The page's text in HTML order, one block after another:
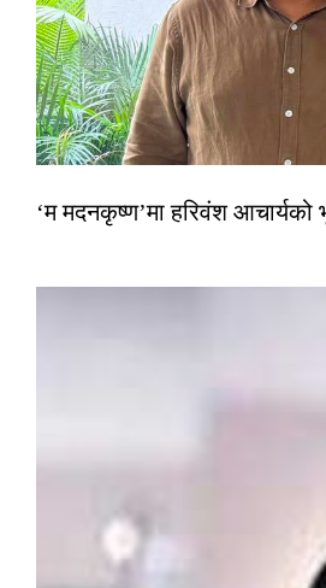
‘म मदनकृष्ण’मा हरिवंश आचार्यको